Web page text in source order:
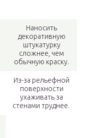
Наносить
декоративную
штукатурку
сложнее, чем
обычную краску.
Из-за рельефной
поверхности
ухаживать за
стенами труднее.